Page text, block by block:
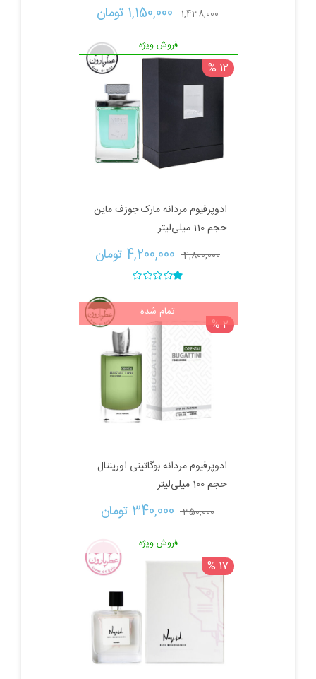
1,438,000 قیمت
اصلی:
1,438,000 تومان
1,150,000 تومان
فعلی:
1,150,000 تومان.
فروش ویژه
12 %
ادوپرفیوم مردانه مارک جوزف ماین
حجم 110 میلی‌لیتر
4,800,000 قیمت
اصلی:
4,800,000 تومان
بود.
4,200,000 تومان
4,200,000 تومان.
1.00
2 %
تمام شده
ادوپرفیوم مردانه بوگاتینی اورینتال
حجم 100 میلی‌لیتر
350,000 قیمت
اصلی:
350,000 تومان
340,000 تومان
340,000 تومان.
فروش ویژه
17 %